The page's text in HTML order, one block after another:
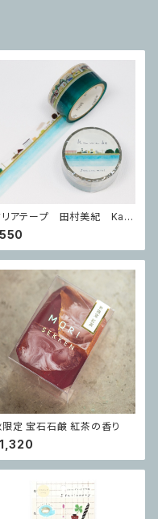
リアテープ 田村美紀 Kaw
限定 宝石石鹸 紅茶の香り